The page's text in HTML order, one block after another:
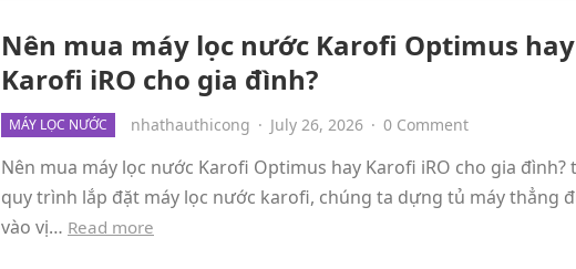
Nên mua máy lọc nước Karofi Optimus hay
Karofi iRO cho gia đình?
MÁY LỌC NƯỚC nhathauthicong · July 26, 2026 · 0 Comment
Nên mua máy lọc nước Karofi Optimus hay Karofi iRO cho gia đình?
quy trình lắp đặt máy lọc nước karofi, chúng ta dựng tủ máy thẳng
vào vị… Read more